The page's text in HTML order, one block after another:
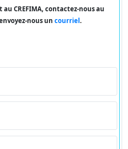
CREFIMA, contactez-nous au
nous un courriel.